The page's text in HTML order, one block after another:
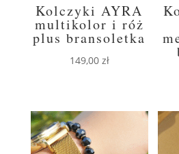
Kolczyki AYRA
multikolor i róż
plus bransoletka
149,00 zł